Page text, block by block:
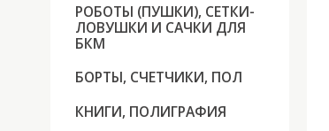
РОБОТЫ (ПУШКИ), СЕТКИ-
ЛОВУШКИ И САЧКИ ДЛЯ
БКМ
БОРТЫ, СЧЕТЧИКИ, ПОЛ
КНИГИ, ПОЛИГРАФИЯ